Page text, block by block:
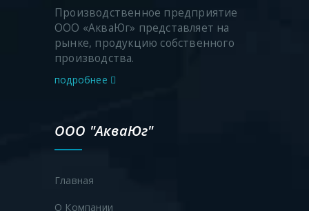
Производственное предприятие
ООО «АкваЮг» представляет на
рынке, продукцию собственного
производства.
подробнее
ООО "АкваЮг"
Главная
О Компании